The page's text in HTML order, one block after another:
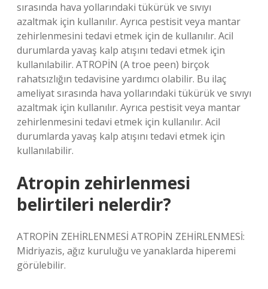
sırasında hava yollarındaki tükürük ve sıvıyı
azaltmak için kullanılır. Ayrıca pestisit veya mantar
zehirlenmesini tedavi etmek için de kullanılır. Acil
durumlarda yavaş kalp atışını tedavi etmek için
kullanılabilir. ATROPİN (A troe peen) birçok
rahatsızlığın tedavisine yardımcı olabilir. Bu ilaç
ameliyat sırasında hava yollarındaki tükürük ve sıvıyı
azaltmak için kullanılır. Ayrıca pestisit veya mantar
zehirlenmesini tedavi etmek için kullanılır. Acil
durumlarda yavaş kalp atışını tedavi etmek için
kullanılabilir.
Atropin zehirlenmesi
belirtileri nelerdir?
ATROPİN ZEHİRLENMESİ ATROPİN ZEHİRLENMESİ:
Midriyazis, ağız kuruluğu ve yanaklarda hiperemi
görülebilir.